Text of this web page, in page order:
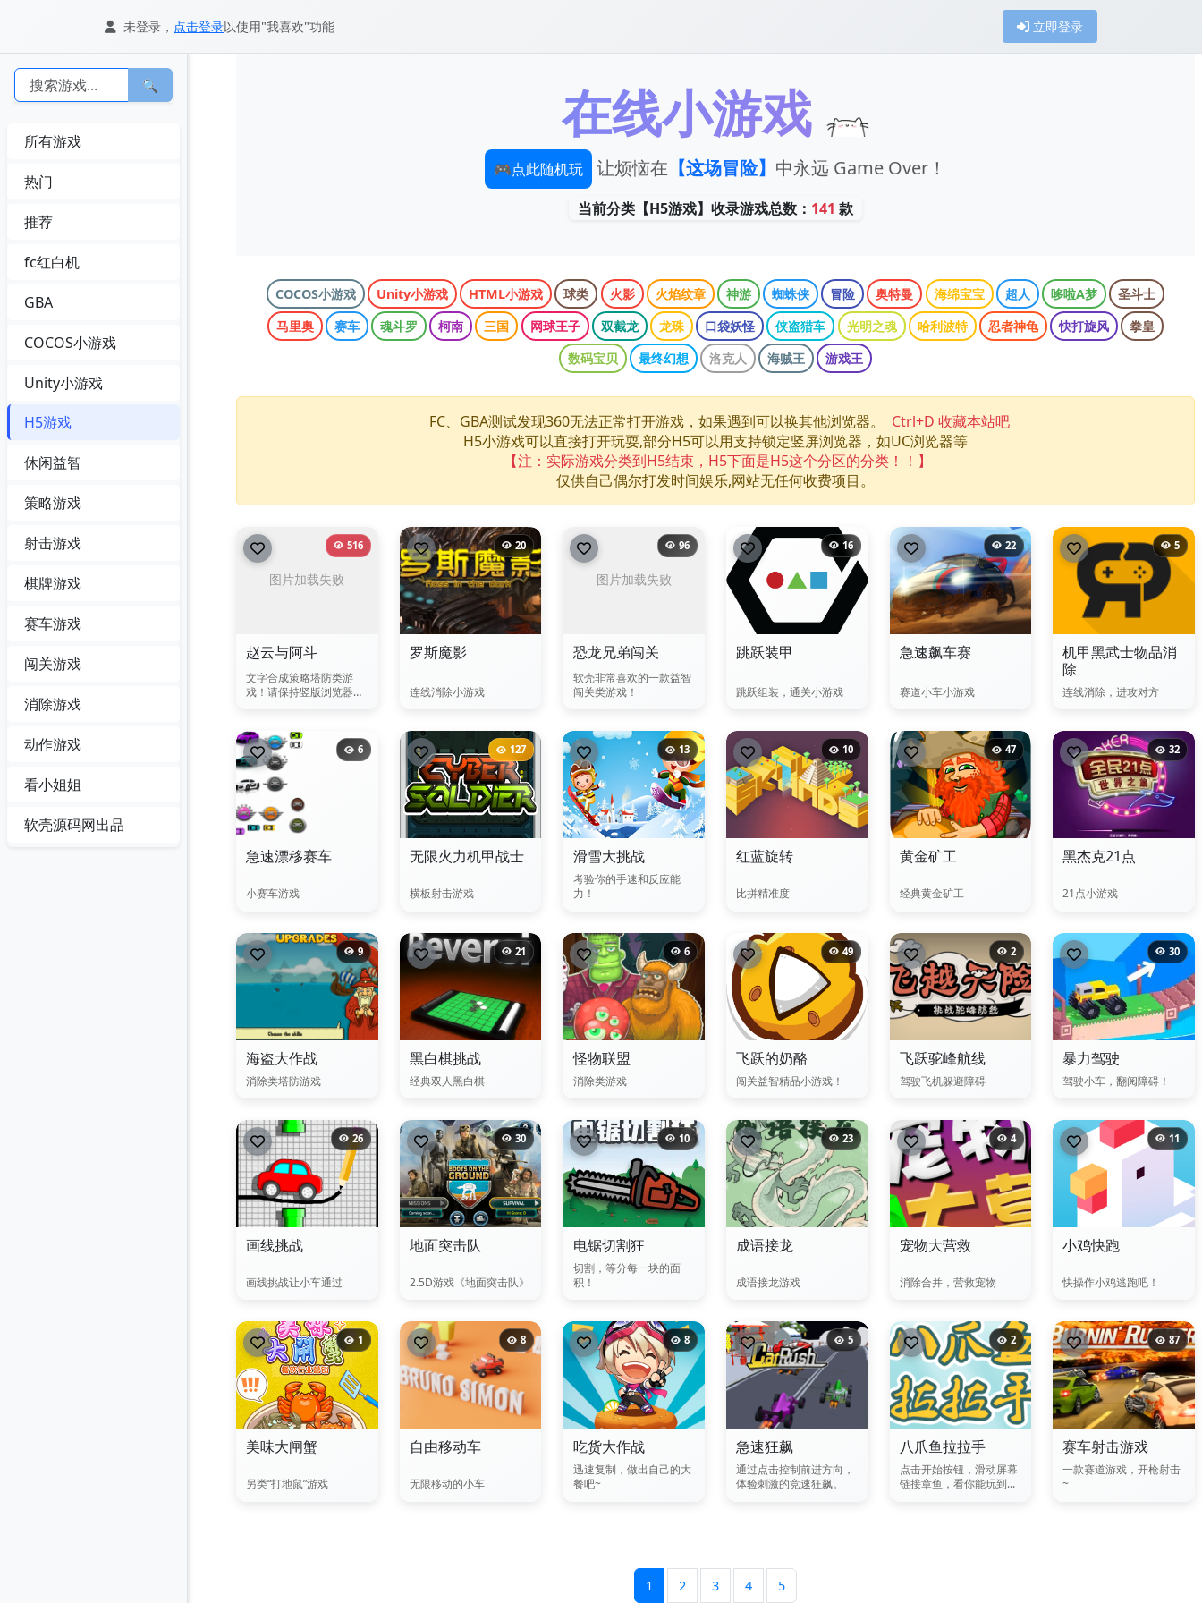
未登录， 点击登录以使用"我喜欢"功能 立即登录
🔍
所有游戏
热门
推荐
fc红白机
GBA
COCOS小游戏
Unity小游戏
H5游戏
休闲益智
策略游戏
射击游戏
棋牌游戏
赛车游戏
闯关游戏
消除游戏
动作游戏
看小姐姐
软壳源码网出品
在线小游戏
🎮 点此随机玩 让烦恼在 【这场冒险】 中永远 Game Over！
当前分类【H5游戏】收录游戏总数： 141 款
COCOS小游戏 Unity小游戏 HTML小游戏 球类 火影 火焰纹章 神游 蜘蛛侠 冒险 奥特曼 海绵宝宝 超人 哆啦A梦
圣斗士
马里奥
赛车 魂斗罗 柯南 三国 网球王子 双截龙 龙珠 口袋妖怪 侠盗猎车 光明之魂 哈利波特 忍者神龟 快打旋风
拳皇
数码宝贝
最终幻想 洛克人 海贼王 游戏王
FC、GBA测试发现360无法正常打开游戏，如果遇到可以换其他浏览器。
Ctrl+D 收藏本站吧
H5小游戏可以直接打开玩耍,部分H5可以用支持锁定竖屏浏览器，如UC浏览器等
【注：实际游戏分类到H5结束，H5下面是H5这个分区的分类！！】
仅供自己偶尔打发时间娱乐,网站无任何收费项目。
516
赵云与阿斗
文字合成策略塔防类游
戏！请保持竖版浏览器游
20
罗斯魔影
连线消除小游戏
96
恐龙兄弟闯关
软壳非常喜欢的一款益智
闯关类游戏！
16
跳跃装甲
跳跃组装，通关小游戏
22
急速飙车赛
赛道小车小游戏
5
机甲黑武士物品消
除
连线消除，进攻对方
6
急速漂移赛车
小赛车游戏
127
无限火力机甲战士
横板射击游戏
13
滑雪大挑战
考验你的手速和反应能
力！
10
红蓝旋转
比拼精准度
47
黄金矿工
经典黄金矿工
32
黑杰克21点
21点小游戏
9
海盗大作战
消除类塔防游戏
21
黑白棋挑战
经典双人黑白棋
6
怪物联盟
消除类游戏
49
飞跃的奶酪
闯关益智精品小游戏！
2
飞跃驼峰航线
驾驶飞机躲避障碍
30
暴力驾驶
驾驶小车，翻阅障碍！
26
画线挑战
画线挑战让小车通过
30
地面突击队
2.5D游戏《地面突击队》
10
电锯切割狂
切割，等分每一块的面
积！
23
成语接龙
成语接龙游戏
4
宠物大营救
消除合并，营救宠物
11
小鸡快跑
快操作小鸡逃跑吧！
1
美味大闸蟹
另类“打地鼠”游戏
8
自由移动车
无限移动的小车
8
吃货大作战
迅速复制，做出自己的大
餐吧~
5
急速狂飙
通过点击控制前进方向，
体验刺激的竞速狂飙。
2
八爪鱼拉拉手
点击开始按钮，滑动屏幕
链接章鱼，看你能玩到...
87
赛车射击游戏
一款赛道游戏，开枪射击
~
1 2 3 4 5